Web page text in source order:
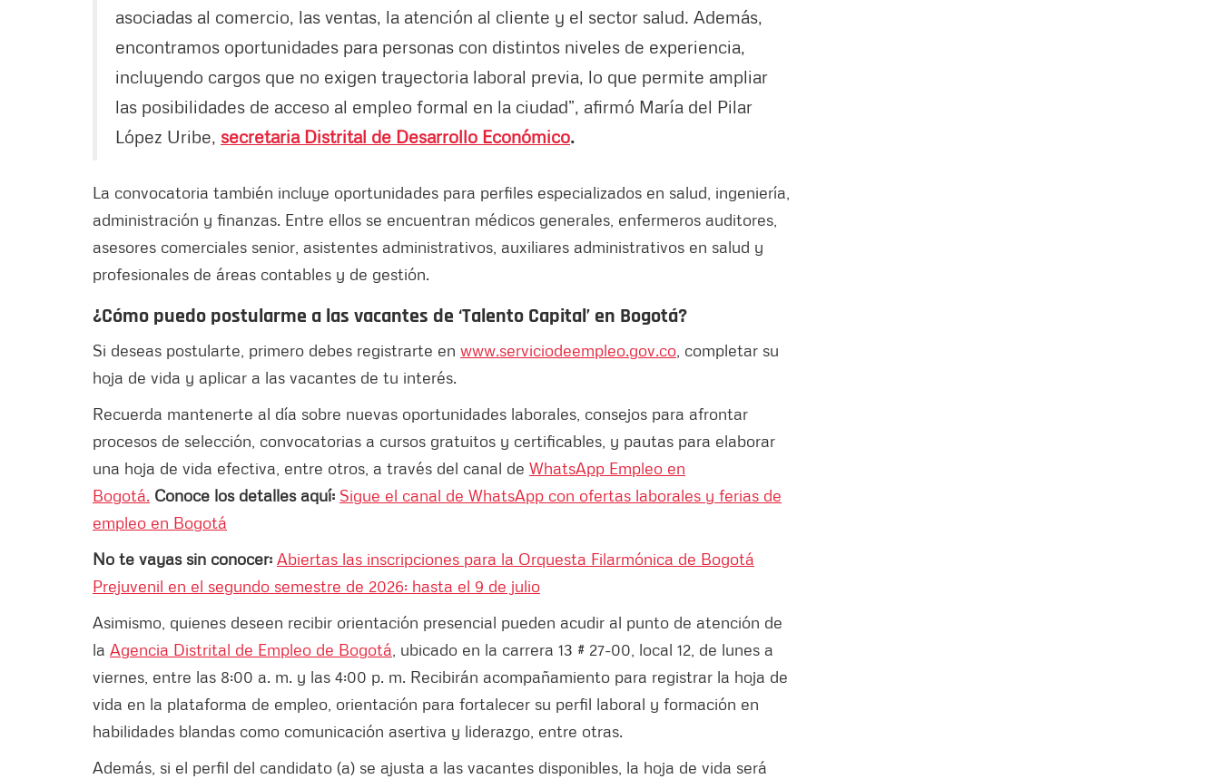
asociadas al comercio, las ventas, la atención al cliente y el sector salud. Además,
encontramos oportunidades para personas con distintos niveles de experiencia,
incluyendo cargos que no exigen trayectoria laboral previa, lo que permite ampliar
las posibilidades de acceso al empleo formal en la ciudad”, afirmó María del Pilar
López Uribe, secretaria Distrital de Desarrollo Económico.
La convocatoria también incluye oportunidades para perfiles especializados en salud, ingeniería,
administración y finanzas. Entre ellos se encuentran médicos generales, enfermeros auditores,
asesores comerciales senior, asistentes administrativos, auxiliares administrativos en salud y
profesionales de áreas contables y de gestión.
¿Cómo puedo postularme a las vacantes de ‘Talento Capital’ en Bogotá?
Si deseas postularte, primero debes registrarte en www.serviciodeempleo.gov.co , completar su
hoja de vida y aplicar a las vacantes de tu interés.
Recuerda mantenerte al día sobre nuevas oportunidades laborales, consejos para afrontar
procesos de selección, convocatorias a cursos gratuitos y certificables, y pautas para elaborar
una hoja de vida efectiva, entre otros, a través del canal de WhatsApp Empleo en
Bogotá. Conoce los detalles aquí: Sigue el canal de WhatsApp con ofertas laborales y ferias de
empleo en Bogotá
No te vayas sin conocer: Abiertas las inscripciones para la Orquesta Filarmónica de Bogotá
Prejuvenil en el segundo semestre de 2026: hasta el 9 de julio
Asimismo, quienes deseen recibir orientación presencial pueden acudir al punto de atención de
la Agencia Distrital de Empleo de Bogotá , ubicado en la carrera 13 # 27-00, local 12, de lunes a
viernes, entre las 8:00 a. m. y las 4:00 p. m. Recibirán acompañamiento para registrar la hoja de
vida en la plataforma de empleo, orientación para fortalecer su perfil laboral y formación en
habilidades blandas como comunicación asertiva y liderazgo, entre otras.
Además, si el perfil del candidato (a) se ajusta a las vacantes disponibles, la hoja de vida será